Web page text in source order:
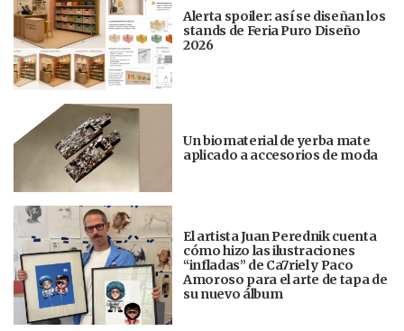
Alerta spoiler: así se diseñan los
stands de Feria Puro Diseño
2026
Un biomaterial de yerba mate
aplicado a accesorios de moda
El artista Juan Perednik cuenta
cómo hizo las ilustraciones
“infladas” de Ca7riel y Paco
Amoroso para el arte de tapa de
su nuevo álbum